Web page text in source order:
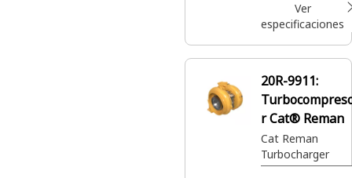
Ver
especificaciones
20R-9911:
r Cat® Reman
Cat Reman
Turbocharger